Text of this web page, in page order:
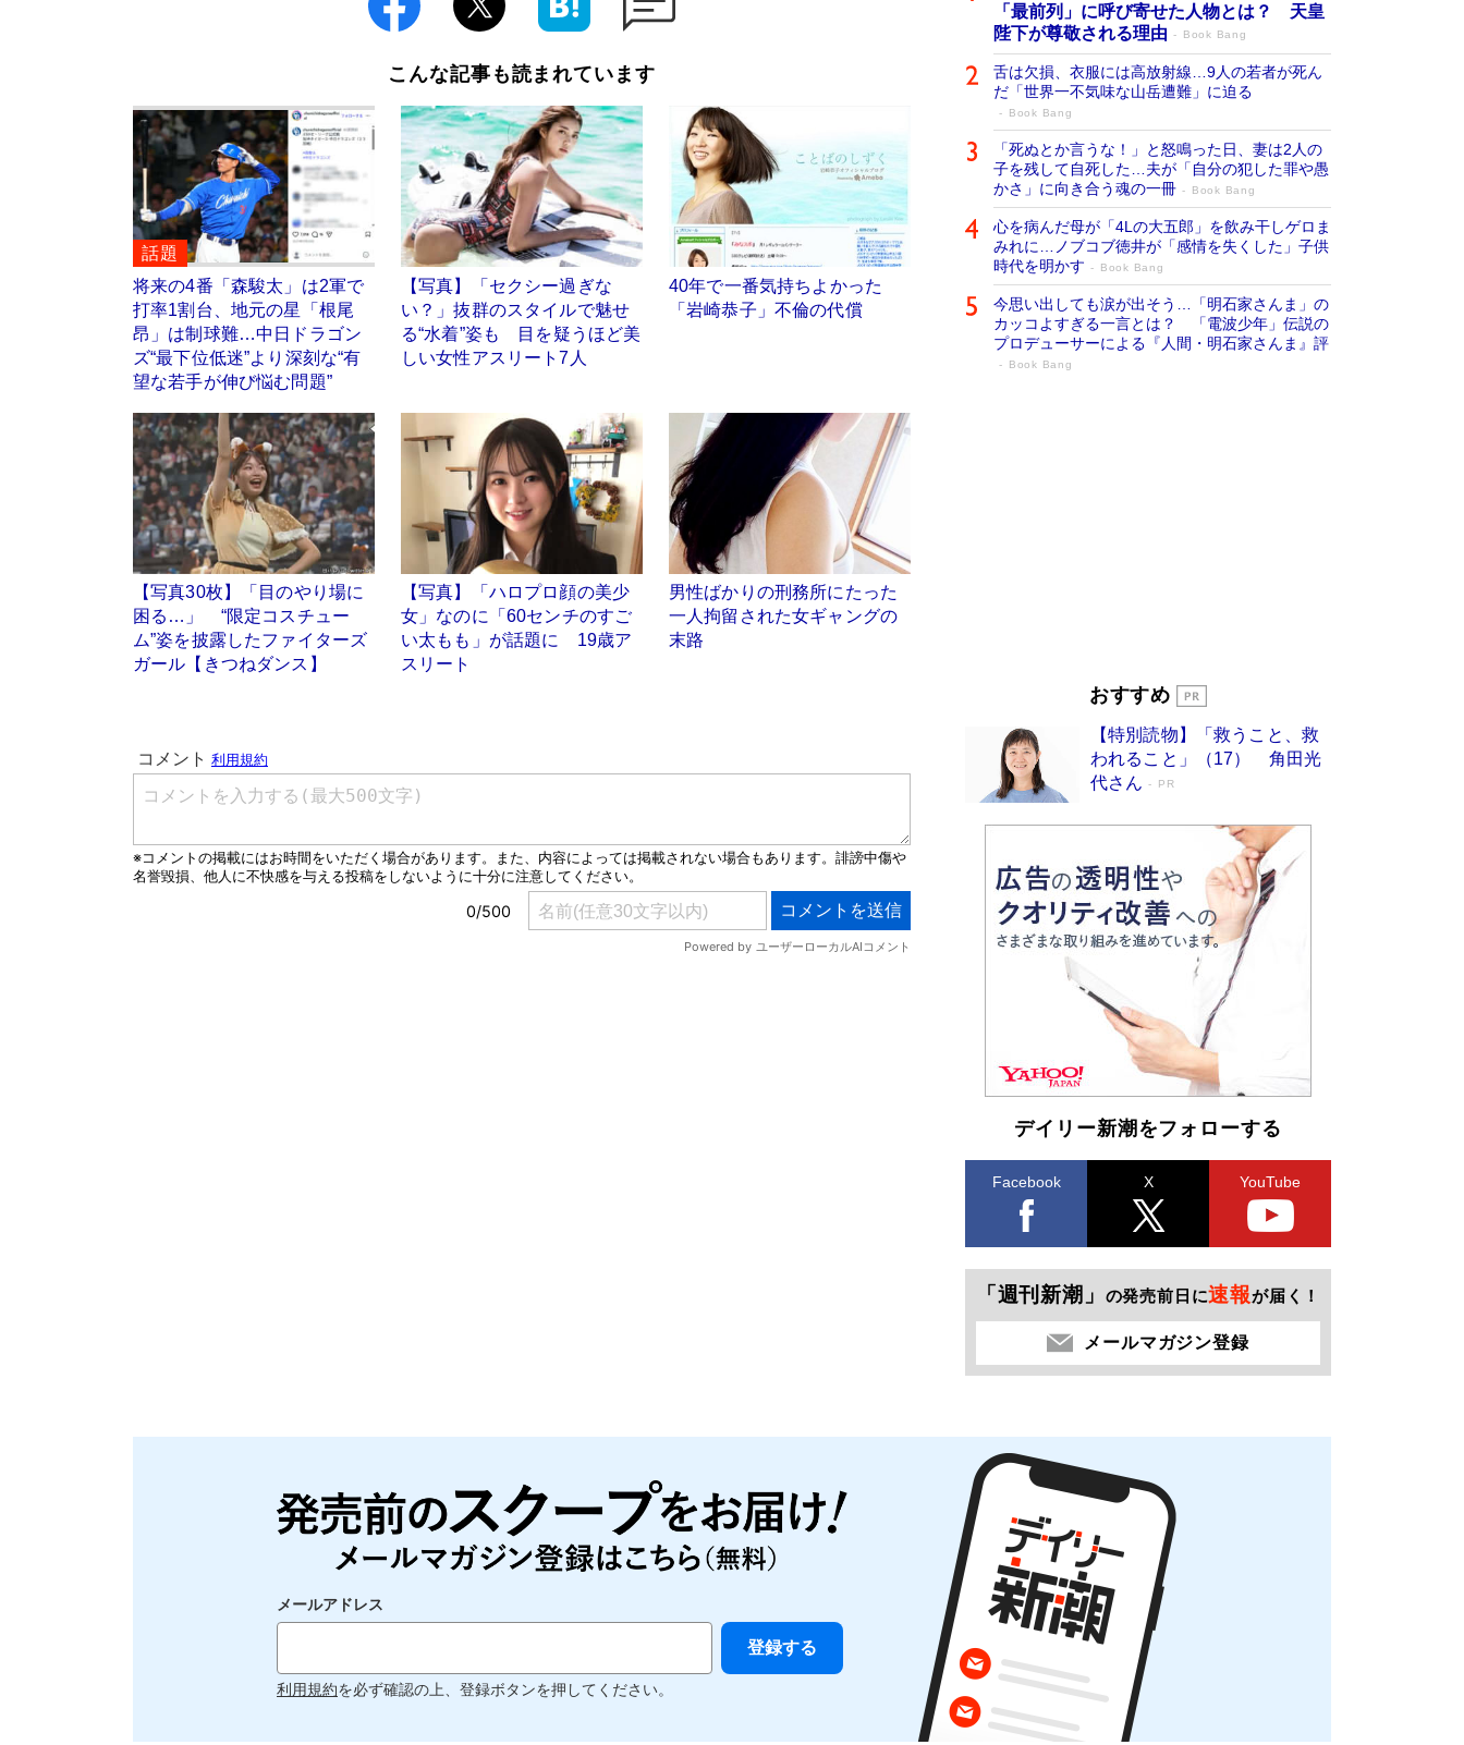
こんな記事も読まれています
話題
将来の4番「森駿太」は2軍で
打率1割台、地元の星「根尾
昂」は制球難…中日ドラゴン
ズ“最下位低迷”より深刻な“有
望な若手が伸び悩む問題”
【写真】「セクシー過ぎな
い？」抜群のスタイルで魅せ
る“水着”姿も 目を疑うほど美
しい女性アスリート7人
40年で一番気持ちよかった
「岩崎恭子」不倫の代償
【写真30枚】「目のやり場に
困る…」 “限定コスチュー
ム”姿を披露したファイターズ
ガール【きつねダンス】
【写真】「ハロプロ顔の美少
女」なのに「60センチのすご
い太もも」が話題に 19歳ア
スリート
男性ばかりの刑務所にたった
一人拘留された女ギャングの
末路
「最前列」に呼び寄せた人物とは？ 天皇
陛下が尊敬される理由
Book Bang
舌は欠損、衣服には高放射線…9人の若者が死ん
だ「世界一不気味な山岳遭難」に迫る
Book Bang
「死ぬとか言うな！」と怒鳴った日、妻は2人の
子を残して自死した…夫が「自分の犯した罪や愚
かさ」に向き合う魂の一冊
Book Bang
心を病んだ母が「4Lの大五郎」を飲み干しゲロま
みれに…ノブコブ徳井が「感情を失くした」子供
時代を明かす
Book Bang
今思い出しても涙が出そう…「明石家さんま」の
カッコよすぎる一言とは？ 「電波少年」伝説の
プロデューサーによる『人間・明石家さんま』評
Book Bang
転 上司の“意外な一言”から生まれた「雑談のテ
皇室はなぜ世界から尊敬されているのか？ 「天
皇陛下はお元気でおられるか」がサウジ国王の第
一声になる理由
Book Bang
おすすめ
【特別読物】「救うこと、救
われること」（17） 角田光
代さん
PR
デイリー新潮をフォローする
Facebook X YouTube
「週刊新潮」 の発売前日に速報が届く！
メールマガジン登録
メールアドレス
利用規約を必ず確認の上、登録ボタンを押してください。